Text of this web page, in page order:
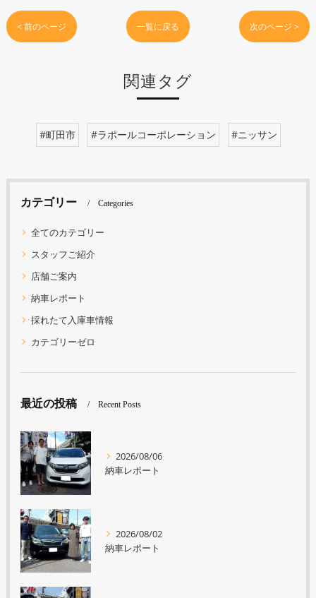
< 前のページ 一覧に戻る 次のページ >
関連タグ
#町田市 #ラポールコーポレーション #ニッサン
カテゴリー Categories
全てのカテゴリー
スタッフご紹介
店舗ご案内
納車レポート
採れたて入庫車情報
カテゴリーゼロ
最近の投稿 Recent Posts
2026/08/06
納車レポート
2026/08/02
納車レポート